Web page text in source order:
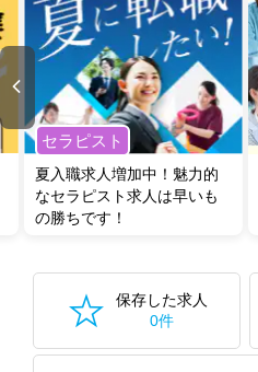
セラピスト
夏入職求人増加中！魅力的
なセラピスト求人は早いも
の勝ちです！
保存した求人
0件